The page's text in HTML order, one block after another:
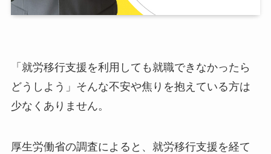
「就労移行支援を利用しても就職できなかったら
どうしよう」そんな不安や焦りを抱えている方は
少なくありません。
厚生労働省の調査によると、就労移行支援を経て